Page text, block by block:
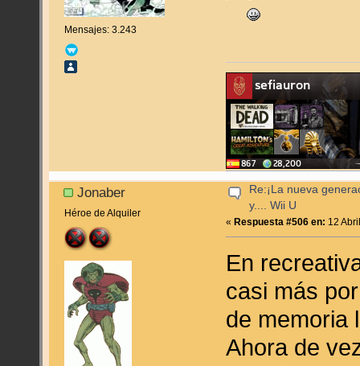
Mensajes: 3.243
Jonaber
Héroe de Alquiler
Re:¡La nueva
y.... Wii U
«Respuesta #506 en: 12
En
casi más
de memoria
Ahora de